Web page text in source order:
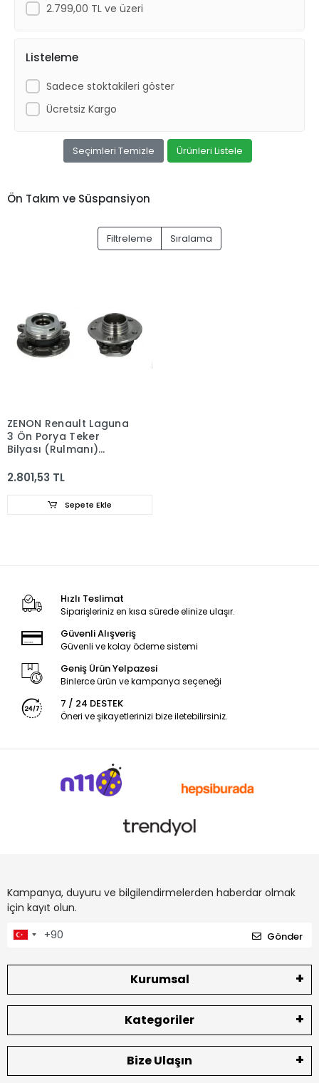
2.799,00 TL ve üzeri
Listeleme
Sadece stoktakileri göster
Ücretsiz Kargo
Seçimleri Temizle Ürünleri Listele
Ön Takım ve Süspansiyon
Filtreleme Sıralama
ZENON Renault Laguna
3 Ön Porya Teker
Bilyası (Rulmanı)
402100006R
2.801,53 TL
Sepete Ekle
Hızlı Teslimat
Siparişleriniz en kısa sürede elinize ulaşır.
Güvenli Alışveriş
Güvenli ve kolay ödeme sistemi
Geniş Ürün Yelpazesi
Binlerce ürün ve kampanya seçeneği
7 / 24 DESTEK
Öneri ve şikayetlerinizi bize iletebilirsiniz.
Kampanya, duyuru ve bilgilendirmelerden haberdar olmak
için kayıt olun.
Gönder
Kurumsal
Kategoriler
Bize Ulaşın